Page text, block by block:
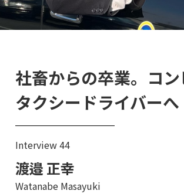
社畜からの卒業。コ
タクシードライバーへ
Interview 44
渡邉 正幸
Watanabe Masayuki